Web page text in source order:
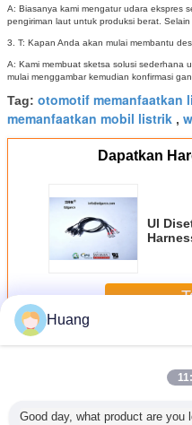
A: Biasanya kami mengatur udara ekspres
pengiriman laut untuk produksi berat. Selain
3. T: Kapan Anda akan mulai membantu
A: Kami membuat sketsa solusi sederhana
mulai menggambar kemudian konfirmasi
Tag: otomotif memanfaatkan
memanfaatkan mobil listrik ,
Dapatkan
Ul
LebihWiring Harness
Huang
Good day, what product are you